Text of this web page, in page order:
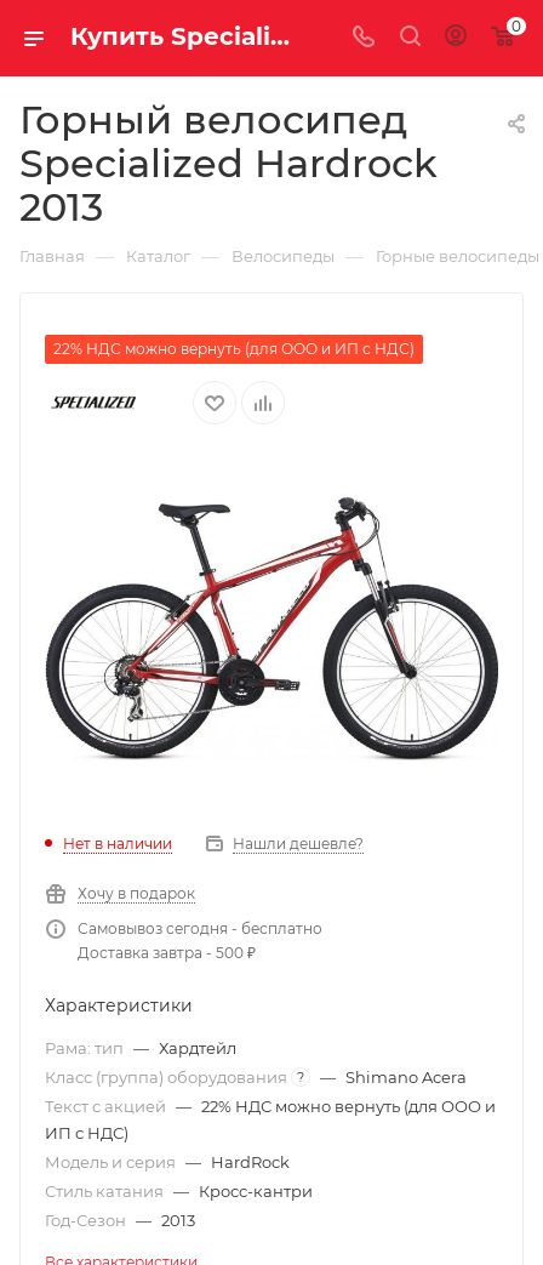
Купить Specialized Hardrock 2013 за рублей, а со скидкой 0
Горный велосипед
Specialized Hardrock
2013
Главная — Каталог — Велосипеды — Горные велосипеды
22% НДС можно вернуть (для ООО и ИП с НДС)
Нет в наличии Нашли дешевле?
Хочу в подарок
Самовывоз сегодня - бесплатно
Доставка завтра - 500 ₽
Характеристики
Рама: тип — Хардтейл
Класс (группа) оборудования
? — Shimano Acera
Текст с акцией — 22% НДС можно вернуть (для ООО и
ИП с НДС)
Модель и серия — HardRock
Стиль катания — Кросс-кантри
Год-Сезон — 2013